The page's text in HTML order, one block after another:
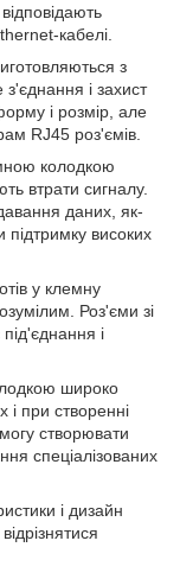
кабелі.
з
з'єднання і захист
і розмір, але
RJ45 роз'ємів.
колодкою
втрати сигналу.
даних, як-
високих
у клемну
Роз'єми зі
і
широко
і при створенні
створювати
спеціалізованих
і дизайн